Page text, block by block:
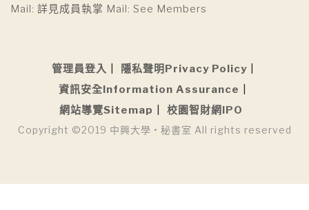
Mail: 詳見成員執掌 Mail: See Members
管理員登入
隱私聲明Privacy Policy
資訊安全Information Assurance
網站導覽Sitemap
校園智財網IPO
Copyright ©2019 中興大學 • 秘書室 All rights reserved